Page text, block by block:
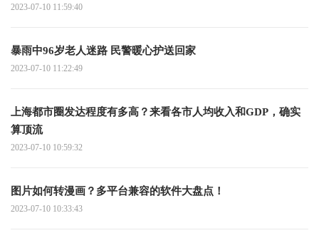
2023-07-10 11:59:40
暴雨中96岁老人迷路 民警暖心护送回家
2023-07-10 11:22:49
上海都市圈发达程度有多高？来看各市人均收入和GDP，确实
算顶流
2023-07-10 10:59:32
图片如何转漫画？多平台兼容的软件大盘点！
2023-07-10 10:33:43